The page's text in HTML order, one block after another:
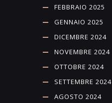
FEBBRAIO 2025
GENNAIO 2025
DICEMBRE 2024
NOVEMBRE 2024
OTTOBRE 2024
SETTEMBRE 2024
AGOSTO 2024